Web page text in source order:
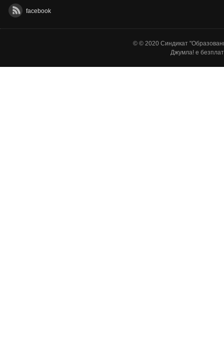
facebook
© © 2020 Синдикат
Джумла! е